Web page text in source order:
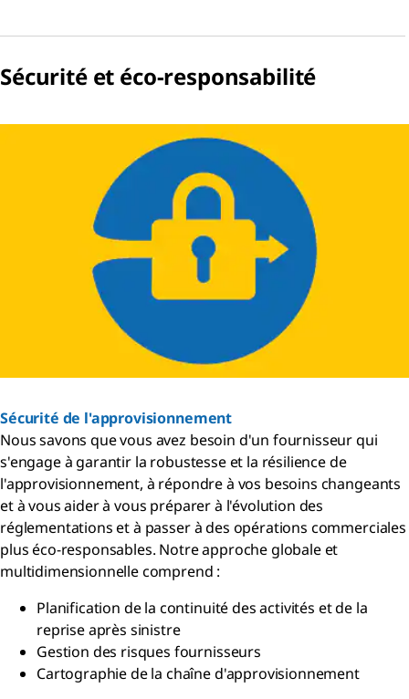
Sécurité et éco-responsabilité
Sécurité de l'approvisionnement
Nous savons que vous avez besoin d'un fournisseur qui
s'engage à garantir la robustesse et la résilience de
l'approvisionnement, à répondre à vos besoins changeants
et à vous aider à vous préparer à l'évolution des
réglementations et à passer à des opérations commerciales
plus éco-responsables. Notre approche globale et
multidimensionnelle comprend :
Planification de la continuité des activités et de la
reprise après sinistre
Gestion des risques fournisseurs
Cartographie de la chaîne d'approvisionnement